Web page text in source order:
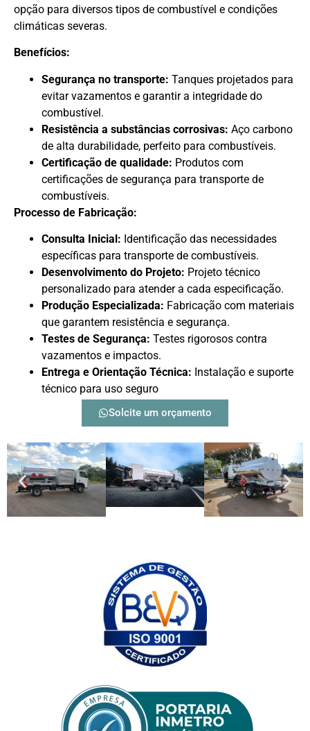
opção para diversos tipos de combustível e condições
climáticas severas.
Benefícios:
Segurança no transporte: Tanques projetados para
evitar vazamentos e garantir a integridade do
combustível.
Resistência a substâncias corrosivas: Aço carbono
de alta durabilidade, perfeito para combustíveis.
Certificação de qualidade: Produtos com
certificações de segurança para transporte de
combustíveis.
Processo de Fabricação:
Consulta Inicial: Identificação das necessidades
específicas para transporte de combustíveis.
Desenvolvimento do Projeto: Projeto técnico
personalizado para atender a cada especificação.
Produção Especializada: Fabricação com materiais
que garantem resistência e segurança.
Testes de Segurança: Testes rigorosos contra
vazamentos e impactos.
Entrega e Orientação Técnica: Instalação e suporte
técnico para uso seguro
Solcite um orçamento